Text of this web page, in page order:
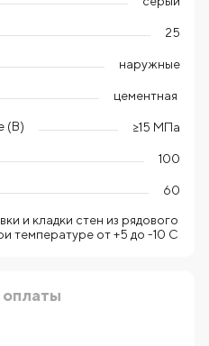
25
наружные
цементная
(В) ≥15 МПа
100
60
и кладки стен из рядового
температуре от +5 до -10 С